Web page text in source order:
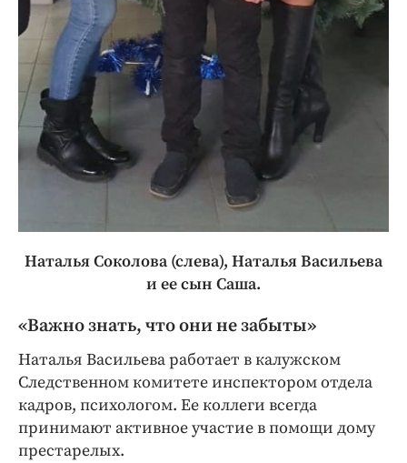
Наталья Соколова (слева), Наталья Васильева
и ее сын Саша.
«Важно знать, что они не забыты»
Наталья Васильева работает в калужском
Следственном комитете инспектором отдела
кадров, психологом. Ее коллеги всегда
принимают активное участие в помощи дому
престарелых.